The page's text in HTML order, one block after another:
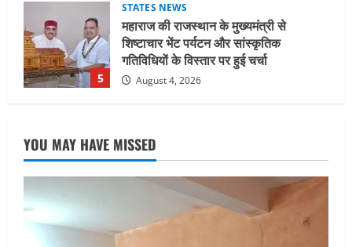
1
UTTARAKHAND NEWS
जिलाधिकारी/जिला निर्वाचन अधिकारी ने
सहसपुर विधानसभा क्षेत्र के पोलिंग बूथों का
निरीक्षण कर एसआईआर आपत्ति निस्तारण
शिविर की व्यवस्थाओं का लिया जायजा
2
तीलू रौतेली पुरस्कार के लिए 13 वीरांगनाओं का
चयन : रेखा आर्या
August 6, 2026
UTTARAKHAND NEWS
मिस उत्तराखंड 2026 के सब-कॉन्टेस्ट ‘मिस
YOU MAY HAVE MISSED